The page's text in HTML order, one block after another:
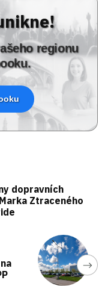
regionu
dopravních
Ztraceného